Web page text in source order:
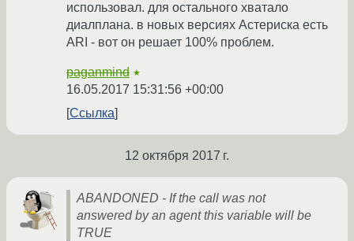
использовал. для остального хватало
диалплана. в новых версиях Астериска есть
ARI - вот он решает 100% проблем.
paganmind ★
16.05.2017 15:31:56 +00:00
Ссылка
12 октября 2017 г.
ABANDONED - If the call was not
answered by an agent this variable will be
TRUE